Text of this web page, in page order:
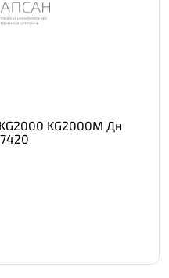
KG2000M Дн